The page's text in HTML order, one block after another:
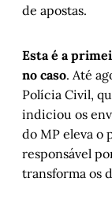
de apostas.
Esta é a
no caso. Até
Polícia Civil,
indiciou os
do MP eleva o
responsável
transforma os